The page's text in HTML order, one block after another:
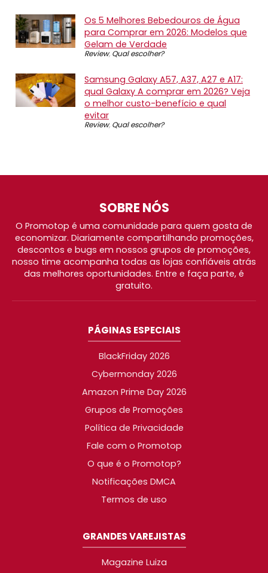
Os 5 Melhores Bebedouros de Água
para Comprar em 2026: Modelos que
Gelam de Verdade
Review, Qual escolher?
Samsung Galaxy A57, A37, A27 e A17:
qual Galaxy A comprar em 2026? Veja
o melhor custo-benefício e qual
evitar
Review, Qual escolher?
SOBRE NÓS
O Promotop é uma comunidade para quem gosta de
economizar. Diariamente compartilhando promoções,
descontos e bugs em nossos grupos de promoções,
nosso time acompanha todas as lojas confiáveis atrás
das melhores oportunidades. Entre e faça parte, é
gratuito.
PÁGINAS ESPECIAIS
BlackFriday 2026
Cybermonday 2026
Amazon Prime Day 2026
Grupos de Promoções
Política de Privacidade
Fale com o Promotop
O que é o Promotop?
Notificações DMCA
Termos de uso
GRANDES VAREJISTAS
Magazine Luiza